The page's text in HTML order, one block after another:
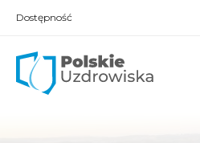
Dostępność